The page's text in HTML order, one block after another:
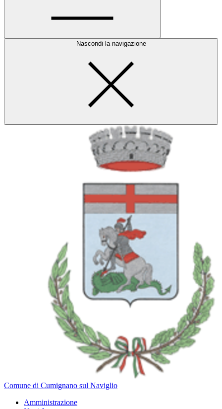
Nascondi la navigazione
Comune di Cumignano sul Naviglio
Amministrazione